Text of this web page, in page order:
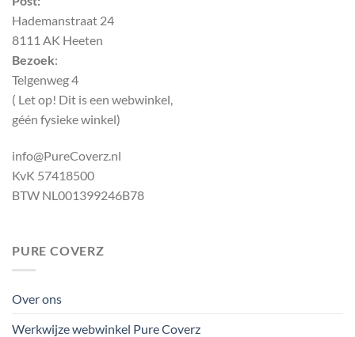
Hademanstraat 24
8111 AK Heeten
Bezoek:
Telgenweg 4
( Let op! Dit is een webwinkel,
géén fysieke winkel)
info@PureCoverz.nl
KvK 57418500
BTW NL001399246B78
PURE COVERZ
Over ons
Werkwijze webwinkel Pure Coverz